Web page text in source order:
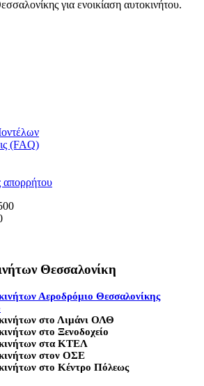
για ενοικίαση αυτοκινήτου.
(FAQ)
απορρήτου
Θεσσαλονίκη
Αεροδρόμιο Θεσσαλονίκης
στο Λιμάνι ΟΛΘ
στο Ξενοδοχείο
στα ΚΤΕΛ
στον ΟΣΕ
στο Κέντρο Πόλεως